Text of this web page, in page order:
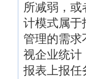
所减弱，
计模式属于
管理的需求
视企业统计
报表上报任